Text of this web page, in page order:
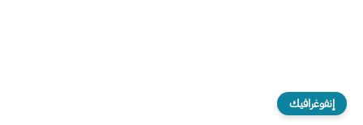
إنفوغرافيك